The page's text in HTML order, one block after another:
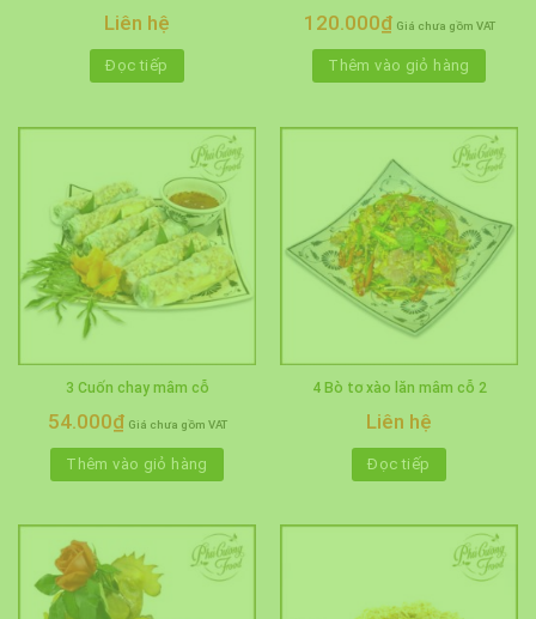
Liên hệ
Đọc tiếp
120.000₫ Giá chưa gồm VAT
Thêm vào giỏ hàng
3 Cuốn chay mâm cỗ
54.000₫ Giá chưa gồm VAT
Thêm vào giỏ hàng
4 Bò tơ xào lăn mâm cỗ 2
Liên hệ
Đọc tiếp